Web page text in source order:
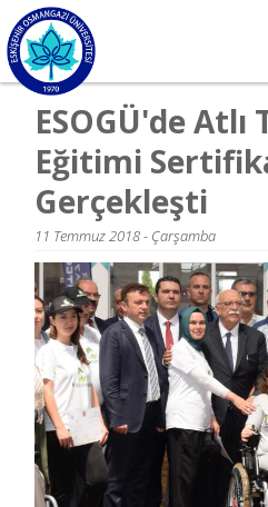
ESOGÜ'de
Eğitimi
Gerçekleşti
11 Temmuz 2018 - Çarşamba